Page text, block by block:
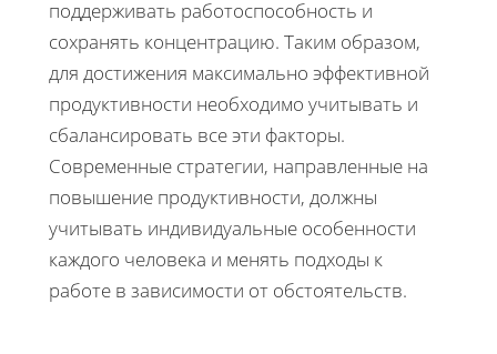
поддерживать работоспособность и
сохранять концентрацию. Таким образом,
для достижения максимально эффективной
продуктивности необходимо учитывать и
сбалансировать все эти факторы.
Современные стратегии, направленные на
повышение продуктивности, должны
учитывать индивидуальные особенности
каждого человека и менять подходы к
работе в зависимости от обстоятельств.